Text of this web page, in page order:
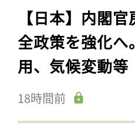
【日本】内閣
全政策を強化
用、気候変動等
18時間前